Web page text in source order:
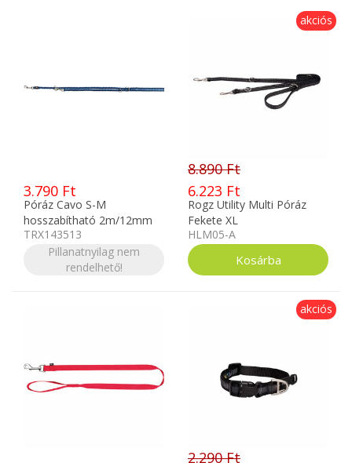
3.790 Ft
Póráz Cavo S-M
hosszabítható 2m/12mm
Indigó/királykék TRX143513
TRX143513
Pillanatnyilag nem
rendelhető!
akciós
8.890 Ft
6.223 Ft
Rogz Utility Multi Póráz
Fekete XL
HLM05-A
akciós
2.290 Ft